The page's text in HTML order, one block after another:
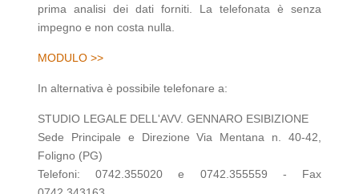
prima analisi dei dati forniti. La telefonata è senza
impegno e non costa nulla.
MODULO >>
In alternativa è possibile telefonare a:
STUDIO LEGALE DELL'AVV. GENNARO ESIBIZIONE
Sede Principale e Direzione Via Mentana n. 40-42,
Foligno (PG)
Telefoni: 0742.355020 e 0742.355559 - Fax